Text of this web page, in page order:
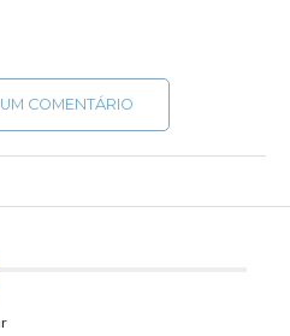
COMENTÁRIO